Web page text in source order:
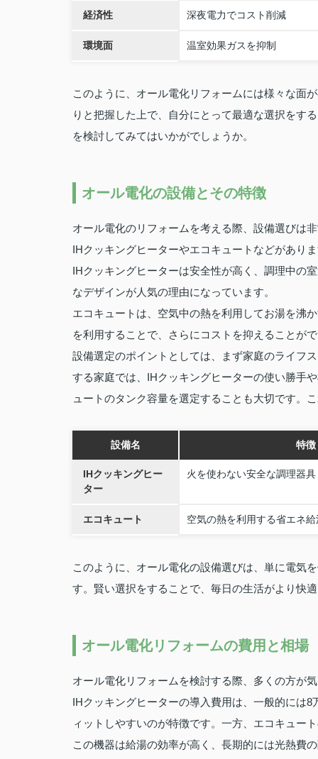
経済性 深夜電力でコスト削減
環境面 温室効果ガスを抑制
このように、オール電化リフォームには様々な面
りと把握した上で、自分にとって最適な選択をす
を検討してみてはいかがでしょうか。
オール電化の設備とその特徴
オール電化のリフォームを考える際、設備選びは
IHクッキングヒーターやエコキュートなどがあり
IHクッキングヒーターは安全性が高く、調理中の
なデザインが人気の理由になっています。
エコキュートは、空気中の熱を利用してお湯を沸
を利用することで、さらにコストを抑えることが
設備選定のポイントとしては、まず家庭のライフ
する家庭では、IHクッキングヒーターの使い勝手
ュートのタンク容量を選定することも大切です。
設備名 特徴
IHクッキングヒー
ター
火を使わない安全な調理器具
エコキュート 空気の熱を利用する省エネ
このように、オール電化の設備選びは、単に電気
す。賢い選択をすることで、毎日の生活がより快
オール電化リフォームの費用と相場
オール電化リフォームを検討する際、多くの方が
IHクッキングヒーターの導入費用は、一般的には
ィットしやすいのが特徴です。一方、エコキュー
この機器は給湯の効率が高く、長期的には光熱費